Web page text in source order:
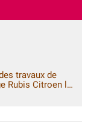
travaux de
Rubis Citroen le